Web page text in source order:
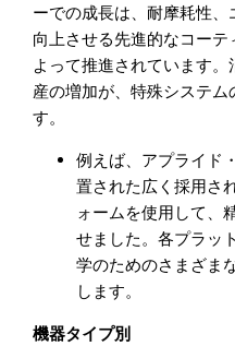
ーでの成長は、耐摩耗性
向上させる先進的なコー
よって推進されています
産の増加が、特殊システ
す。
例えば、アプライド
置された広く採用さ
ォームを使用して、
せました。各プラッ
学のためのさまざま
します。
機器タイプ別